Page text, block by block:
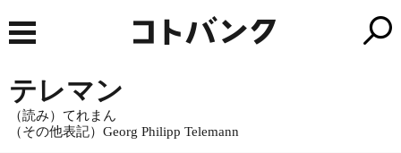
テレマン
（読み）てれまん
（その他表記）Georg Philipp Telemann